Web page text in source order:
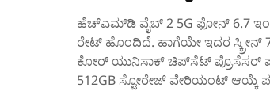
ಹೆಚ್‌ಎಮ್‌ಡಿ ವೈಬ್‌ 2 5G ಫೋನ್‌ 6.7
ರೇಟ್ ಹೊಂದಿದೆ. ಹಾಗೆಯೇ ಇದರ ಸ್ಕ್ರೀನ್‌
ಕೋರ್ ಯುನಿಸಾಕ್ ಚಿಪ್‌ಸೆಟ್ ಪ್ರೊಸೆಸರ್‌
512GB ಸ್ಟೋರೇಜ್‌ ವೇರಿಯಂಟ್‌ ಆಯ್ಕೆ